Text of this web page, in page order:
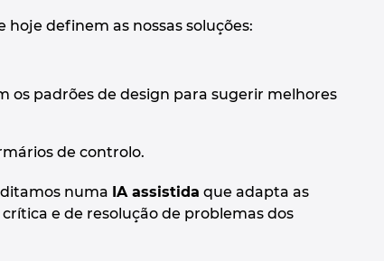
definem as nossas soluções:
os padrões de design para sugerir melhores
de controlo.
numa IA assistida que adapta as
e de resolução de problemas dos